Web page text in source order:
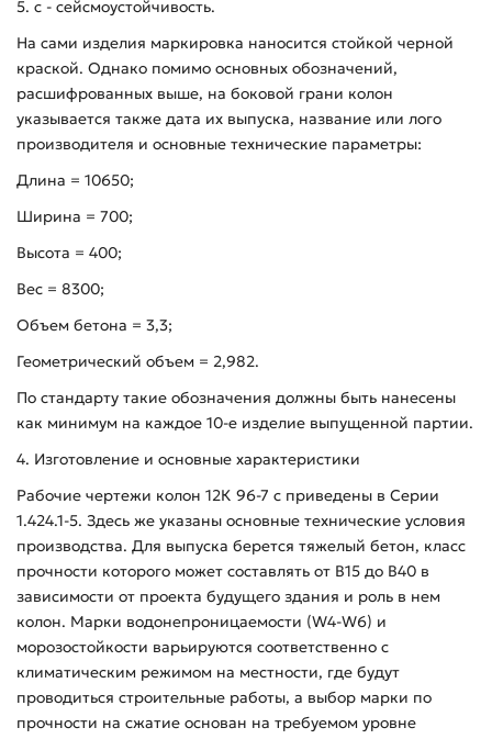
5. с - сейсмоустойчивость.
На сами изделия маркировка наносится стойкой черной
краской. Однако помимо основных обозначений,
расшифрованных выше, на боковой грани колон
указывается также дата их выпуска, название или лого
производителя и основные технические параметры:
Длина = 10650;
Ширина = 700;
Высота = 400;
Вес = 8300;
Объем бетона = 3,3;
Геометрический объем = 2,982.
По стандарту такие обозначения должны быть нанесены
как минимум на каждое 10-е изделие выпущенной партии.
4. Изготовление и основные характеристики
Рабочие чертежи колон 12К 96-7 с приведены в Серии
1.424.1-5. Здесь же указаны основные технические условия
производства. Для выпуска берется тяжелый бетон, класс
прочности которого может составлять от В15 до В40 в
зависимости от проекта будущего здания и роль в нем
колон. Марки водонепроницаемости (W4-W6) и
морозостойкости варьируются соответственно с
климатическим режимом на местности, где будут
проводиться строительные работы, а выбор марки по
прочности на сжатие основан на требуемом уровне